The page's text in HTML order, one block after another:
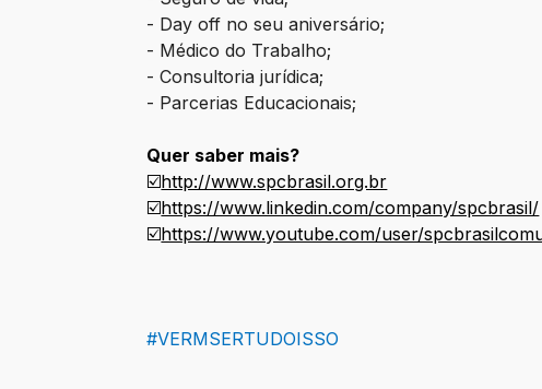
- Day off no seu aniversário;
- Médico do Trabalho;
- Consultoria jurídica;
- Parcerias Educacionais;
Quer saber mais?
☑️http://www.spcbrasil.org.br
☑️https://www.linkedin.com/company/spcbrasil/
☑️https://www.youtube.com/user/
#VERMSERTUDOISSO